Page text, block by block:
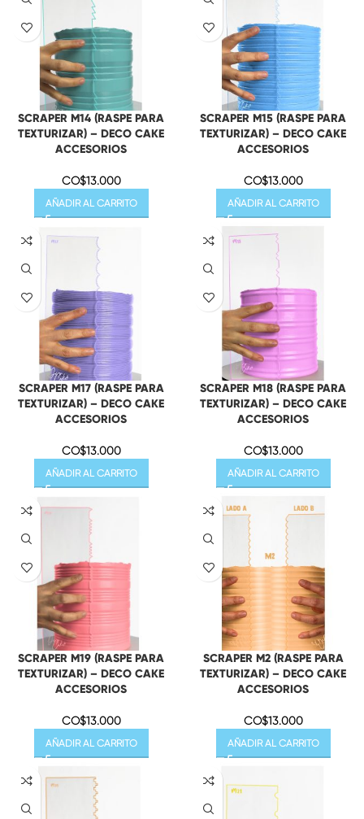
SCRAPER M14 (RASPE PARA
TEXTURIZAR) – DECO CAKE
ACCESORIOS
CO$13.000
AÑADIR AL CARRITO
SCRAPER M15 (RASPE PARA
TEXTURIZAR) – DECO CAKE
ACCESORIOS
CO$13.000
AÑADIR AL CARRITO
SCRAPER M17 (RASPE PARA
TEXTURIZAR) – DECO CAKE
ACCESORIOS
CO$13.000
AÑADIR AL CARRITO
SCRAPER M18 (RASPE PARA
TEXTURIZAR) – DECO CAKE
ACCESORIOS
CO$13.000
AÑADIR AL CARRITO
SCRAPER M19 (RASPE PARA
TEXTURIZAR) – DECO CAKE
ACCESORIOS
CO$13.000
AÑADIR AL CARRITO
SCRAPER M2 (RASPE PARA
TEXTURIZAR) – DECO CAKE
ACCESORIOS
CO$13.000
AÑADIR AL CARRITO